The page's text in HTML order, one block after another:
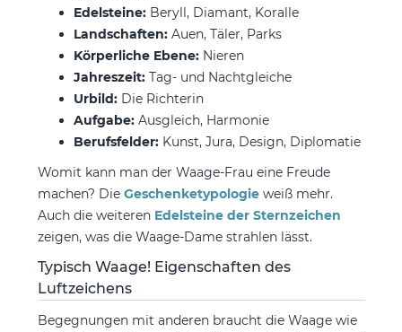
Edelsteine:Beryll, Diamant, Koralle
Landschaften:Auen, Täler, Parks
Körperliche Ebene:Nieren
Jahreszeit:Tag- und Nachtgleiche
Urbild:Die Richterin
Aufgabe:Ausgleich, Harmonie
Berufsfelder:Kunst, Jura, Design, Diplomatie
Womit kann man der Waage-Frau eine Freude
machen? Die Geschenketypologieweiß mehr.
Auch die weiteren Edelsteine der Sternzeichen
zeigen, was die Waage-Dame strahlen lässt.
Typisch Waage! Eigenschaften des
Luftzeichens
Begegnungen mit anderen braucht die Waage wie